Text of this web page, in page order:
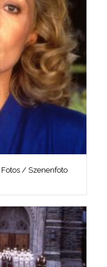
Fotos / Szenenfoto